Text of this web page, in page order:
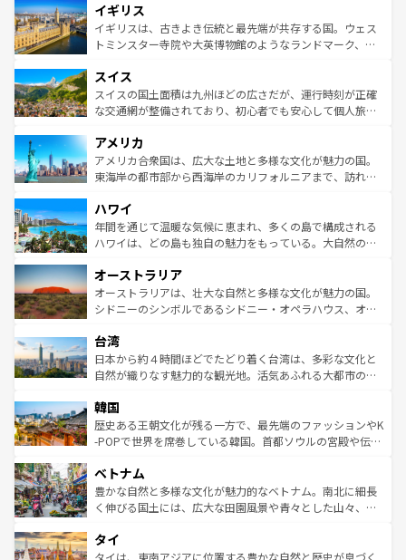
いる。シャンパンの発祥地であるランス、プロヴァンスの
香り高いラベンダー畑など、多彩な楽しみ方が可能だ。さ
らに、パリ以外の地域にも魅力が溢れており、どの街角に
れる地方に足を運ぶとそれぞれで全く異なる文化を体験で
きるだろう。 なお、新着のフランス情報はコンテンツ一覧
を参照してほしい。
顔を持つこの国は、どこを歩いても飽きることがない。ベ
ルリンの文化的活気、バイエルン州のアルプスの絶景、そ
してライン川沿いのワイン畑といった風景は必見。ビール
は、お酒好きな人にはぜひ体験してほしい。 なお、新着の
ドイツ情報はコンテンツ一覧を参照してほしい。
イギリス
イギリスは、古きよき伝統と最先端が共存する国。ウェス
トミンスター寺院や大英博物館のようなランドマーク、歴
リアごとに異なる魅力がある。また、優雅なアフタヌーン
ティー、ビール好きにはたまらない英国パブ、サッカー観
戦など、本場だからこそできる体験も豊富。イギリスを旅
ンツ一覧を参照してほしい。
スイス
スイスの国土面積は九州ほどの広さだが、運行時刻が正確
な交通網が整備されており、初心者でも安心して個人旅行
の建物がそのまま残る町や、スイスならではのユニークな
博物館もあり、アルプス観光だけでなく町歩きも満喫する
ことができる。国民の所得が高いため物価も高いが、旅行
ば市内交通費無料で観光を楽しむこともできる。 なお、新
着のスイス情報はコンテンツ一覧 を参照してほしい。
アメリカ
アメリカ合衆国は、広大な土地と多様な文化が魅力の国。
東海岸の都市部から西海岸のカリフォルニアまで、訪れる
のような巨大都市は、観光、ショッピング、エンターテイ
ンメントが詰まった刺激的なスポットだ。一方、アメリカ
西部には大自然が広がり、グランドキャニオンやイエロー
部のニューオーリンズでは、音楽と美食が融合した独特の
文化が魅力。旅行者はアメリカの各地域で異なる魅力を楽
しみながら、その多様性と豊かな歴史を感じることができ
ならではの贅沢な旅のスタイルだ。 なお、新着のアメリカ
情報はコンテンツ一覧を参照してほしい。
ハワイ
年間を通じて温暖な気候に恵まれ、多くの島で構成される
ハワイは、どの島も独自の魅力をもっている。大自然の神
ワイ島は見逃せない。また、定番の観光地といえばオアフ
島だが、静かな自然を求めるならマウイ島やカウアイ島が
おすすめ。エメラルドグリーンに輝く海をはじめ、豊かな
れるおもてなしの心で訪れる人々を迎えてくれるハワイの
人々、おいしいローカルフードやハワイアンミュージッ
ク、伝統的なフラダンスなど、すべてがハワイの魅力を彩
ワイを、存分に味わってほしい。 なお、新着のハワイ情報
はコンテンツ一覧を参照してほしい。
オーストラリア
オーストラリアは、壮大な自然と多様な文化が魅力の国。
シドニーのシンボルであるシドニー・オペラハウス、オー
リアリーフや大陸中央部にそびえるウルル（エアーズロッ
ク）、タスマニアの美しい原生林やケアンズの熱帯雨林な
ど、見どころがたくさん。また、カフェやワイン、オージ
いる。アクティビティも充実しており、サーフィンやダイ
ビング、ハイキングなど、アウトドア好きにはたまらな
い。オーストラリアの多彩な魅力を存分に味わいつくそ
参照してほしい。
台湾
日本から約４時間ほどでたどり着く台湾は、多彩な文化と
自然が織りなす魅力的な観光地。活気あふれる大都市の台
ン）、静ひつな山岳地帯である台湾東部など、都市の喧騒
と山間の静けさが共存しており、訪れる人に新しい発見と
驚きをもたらしてくれる。また、奥深い台湾の食文化も魅
容にもいいと評判のスイーツなど、バラエティ豊かな料理
が味わえる。 なお、新着の台湾情報は コンテンツ一覧を参
照してほしい。
韓国
歴史ある王朝文化が残る一方で、最先端のファッションやK
-POPで世界を席巻している韓国。首都ソウルの宮殿や伝統
き、地方に足を延ばせば四季折々の自然美を楽しむことが
できる。そして、キムチや焼肉、絶品のストリートフード
まで、さまざまな韓国料理が待っている。夜には、韓国な
リティに包まれながら、韓国の多彩な魅力を心ゆくまで味
わってみてほしい。 なお、新着の韓国情報はコンテンツ一
ベトナム
豊かな自然と多様な文化が魅力的なベトナム。南北に細長
く伸びる国土には、広大な田園風景や青々とした山々、世
急速な発展と共に伝統が息づく。ハノイの古い町並みやホ
ーチミン市のフランス統治時代の建物も、独特の雰囲気を
タイ
タイは、東南アジアに位置する豊かな自然と歴史が息づく